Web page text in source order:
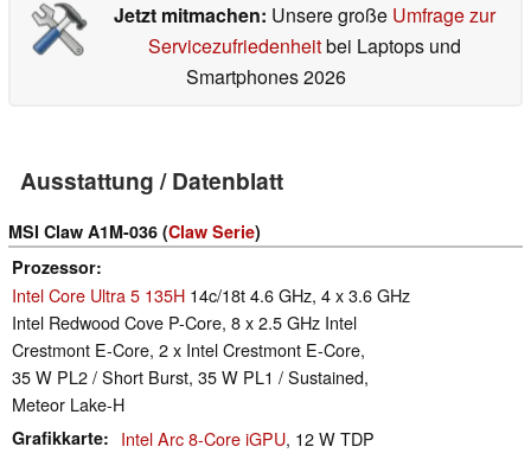
Jetzt mitmachen: Unsere große Umfrage zur
Servicezufriedenheitbei Laptops und
Smartphones 2026
Ausstattung / Datenblatt
MSI Claw A1M-036 (Claw Serie)
Prozessor
Intel Core Ultra 5 135H 14c/18t 4.6 GHz, 4 x 3.6 GHz
Intel Redwood Cove P-Core, 8 x 2.5 GHz Intel
Crestmont E-Core, 2 x Intel Crestmont E-Core,
35 W PL2 / Short Burst, 35 W PL1 / Sustained,
Meteor Lake-H
Grafikkarte Intel Arc 8-Core iGPU, 12 W TDP